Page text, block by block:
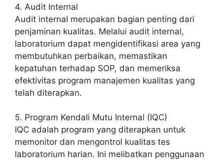
4. Audit Internal
Audit internal merupakan bagian penting dari
penjaminan kualitas. Melalui audit internal,
laboratorium dapat mengidentifikasi area yang
membutuhkan perbaikan, memastikan
kepatuhan terhadap SOP, dan memeriksa
efektivitas program manajemen kualitas yang
telah diterapkan.
5. Program Kendali Mutu Internal (IQC)
IQC adalah program yang diterapkan untuk
memonitor dan mengontrol kualitas tes
laboratorium harian. Ini melibatkan penggunaan